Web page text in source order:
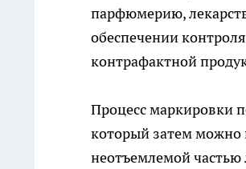
парфюмерию,
обеспечении
контрафактной
Процесс маркировки
который затем можно
неотъемлемой частью